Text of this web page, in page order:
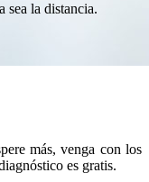
sea la distancia.
más, venga con los
es gratis.